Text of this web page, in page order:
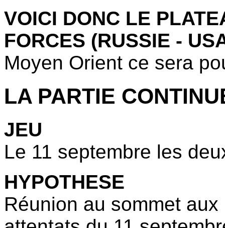
VOICI DONC LE
FORCES (RUSSIE -
Moyen Orient ce sera
LA PARTIE
JEU
Le 11 septembre les
HYPOTHESE
Réunion au sommet